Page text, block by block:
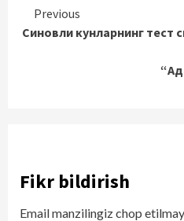
Continue
Reading
Previous
Синовли кунларнинг тест
Fikr bildirish
Email manzilingiz chop